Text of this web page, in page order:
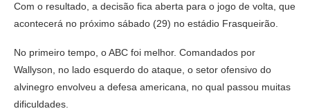
Com o resultado, a decisão fica aberta para o jogo de volta, que
acontecerá no próximo sábado (29) no estádio Frasqueirão.
No primeiro tempo, o ABC foi melhor. Comandados por
Wallyson, no lado esquerdo do ataque, o setor ofensivo do
alvinegro envolveu a defesa americana, no qual passou muitas
dificuldades.